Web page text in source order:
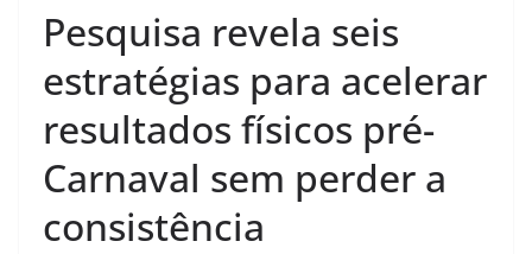
Pesquisa revela seis
estratégias para acelerar
resultados físicos pré-
Carnaval sem perder a
consistência